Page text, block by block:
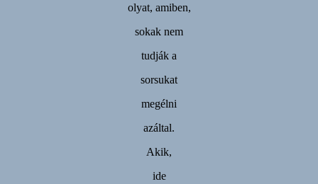
olyat, amiben,
sokak nem
tudják a
sorsukat
megélni
azáltal.
Akik,
ide